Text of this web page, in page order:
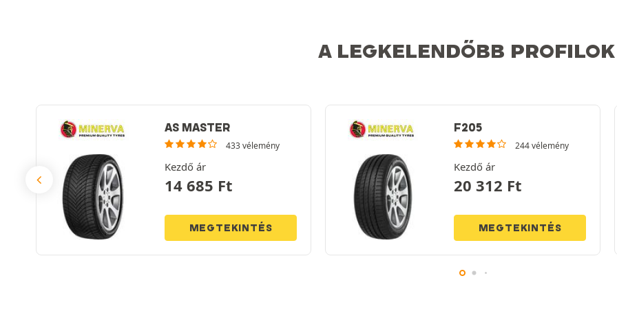
A LEGKELENDŐBB PROFILOK
AS MASTER
433 vélemény
Kezdő ár
14 685 Ft
MEGTEKINTÉS
F205
244 vélemény
Kezdő ár
20 312 Ft
MEGTEKINTÉS